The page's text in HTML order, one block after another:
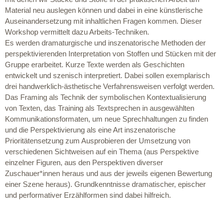
Material neu auslegen können und dabei in eine künstlerische
Auseinandersetzung mit inhaltlichen Fragen kommen. Dieser
Workshop vermittelt dazu Arbeits-Techniken.
Es werden dramaturgische und inszenatorische Methoden der
perspektivierenden Interpretation von Stoffen und Stücken mit der
Gruppe erarbeitet. Kurze Texte werden als Geschichten
entwickelt und szenisch interpretiert. Dabei sollen exemplarisch
drei handwerklich-ästhetische Verfahrensweisen verfolgt werden.
Das Framing als Technik der symbolischen Kontextualisierung
von Texten, das Training als Textsprechen in ausgewählten
Kommunikationsformaten, um neue Sprechhaltungen zu finden
und die Perspektivierung als eine Art inszenatorische
Prioritätensetzung zum Ausprobieren der Umsetzung von
verschiedenen Sichtweisen auf ein Thema (aus Perspektive
einzelner Figuren, aus den Perspektiven diverser
Zuschauer*innen heraus und aus der jeweils eigenen Bewertung
einer Szene heraus). Grundkenntnisse dramatischer, epischer
und performativer Erzählformen sind dabei hilfreich.